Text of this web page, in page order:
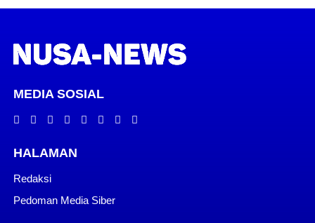
MEDIA SOSIAL
HALAMAN
Redaksi
Pedoman Media Siber